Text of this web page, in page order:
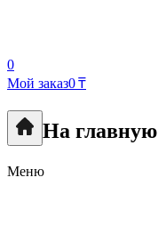
0
Мой заказ0 ₸
На главную
Меню